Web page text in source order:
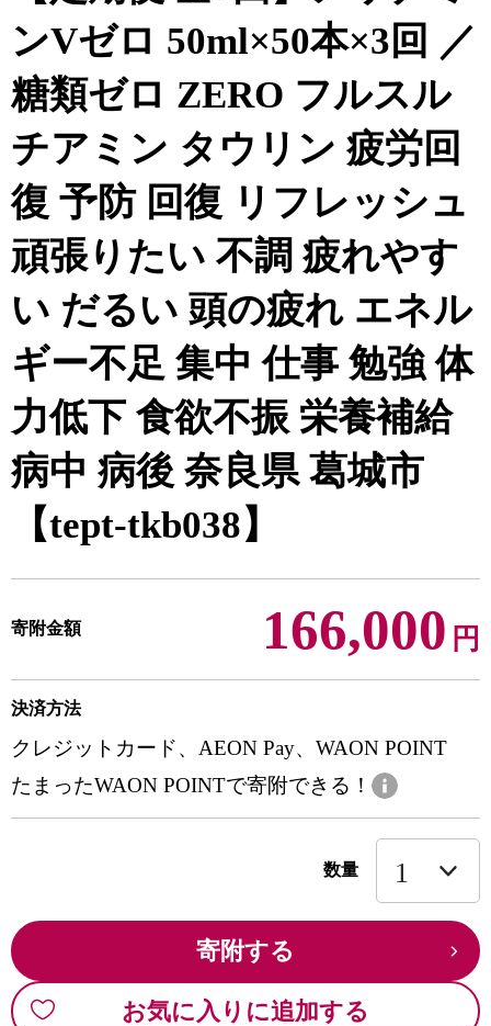
ンVゼロ 50ml×50本×3回 ／
糖類ゼロ ZERO フルスル
チアミン タウリン 疲労回
復 予防 回復 リフレッシュ
頑張りたい 不調 疲れやす
い だるい 頭の疲れ エネル
ギー不足 集中 仕事 勉強 体
力低下 食欲不振 栄養補給
病中 病後 奈良県 葛城市
【tept-tkb038】
寄附金額 166,000 円
決済方法
クレジットカード、AEON Pay、WAON POINT
たまったWAON POINTで寄附できる！
数量
寄附する
お気に入りに追加する